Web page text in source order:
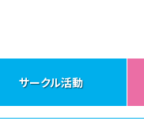
サークル活動